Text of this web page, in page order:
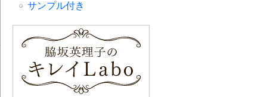
サンプル付き